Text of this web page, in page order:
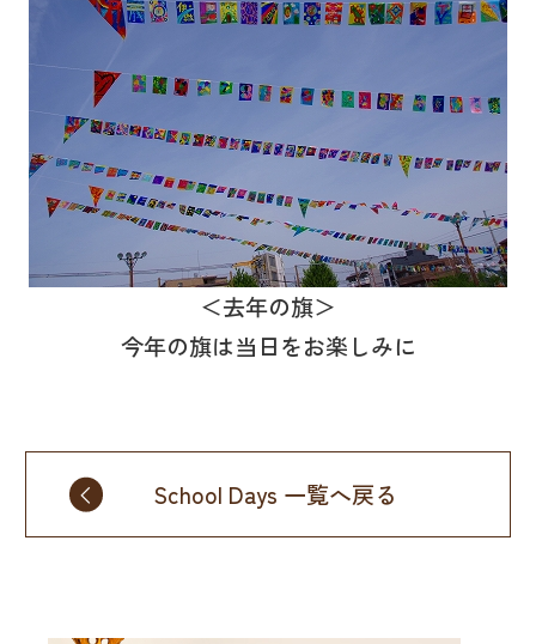
＜去年の旗＞
今年の旗は当日をお楽しみに
School Days 一覧へ戻る